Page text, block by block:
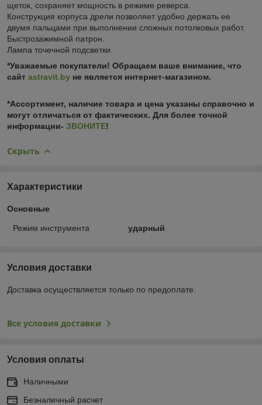
щеток, сохраняет мощность в режиме реверса.
Конструкция корпуса дрели позволяет удобно держать ее
двумя пальцами при выполнении сложных потолковых работ.
Быстрозажимной патрон.
Лампа точечной подсветки.
*Уважаемые покупатели! Обращаем ваше внимание, что
сайт astravit.by не является интернет-магазином.
*Ассортимент, наличие товара и цена указаны справочно и
могут отличаться от фактических. Для более точной
информации- ЗВОНИТЕ!
Скрыть
Характеристики
Основные
Режим инструмента ударный
Условия доставки
Доставка осуществляется только по предоплате.
Все условия доставки
Условия оплаты
Наличными
Безналичный расчет